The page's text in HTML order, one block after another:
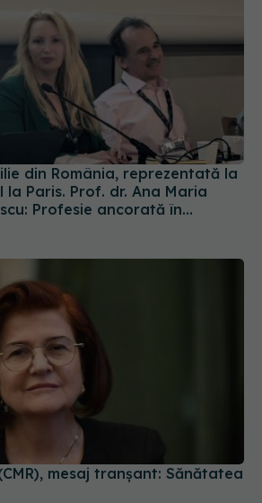
din România, reprezentată la
la Paris. Prof. dr. Ana Maria
Profesie ancorată în
mesaj tranșant: Sănătatea